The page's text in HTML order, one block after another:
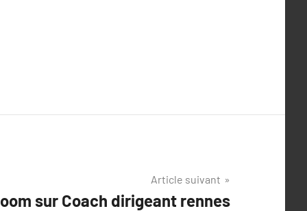
Article suivant
sur Coach dirigeant rennes